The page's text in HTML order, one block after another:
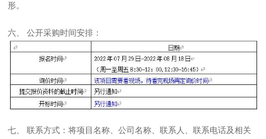
形。
六、 公开采购时间安排：
七、 联系方式：将项目名称、公司名称、联系人、联系电话及相关